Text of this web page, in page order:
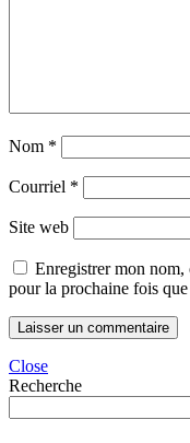
Nom *
Courriel *
Site web
Enregistrer mon
pour la prochaine fois
Close
Recherche